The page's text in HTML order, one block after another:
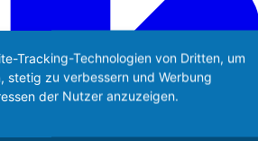
Tracking-Technologien von Dritten, um
stetig zu verbessern und Werbung
der Nutzer anzuzeigen.